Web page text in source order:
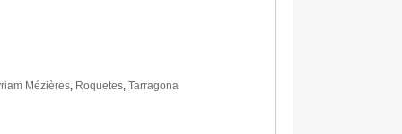
Mézières, Roquetes, Tarragona